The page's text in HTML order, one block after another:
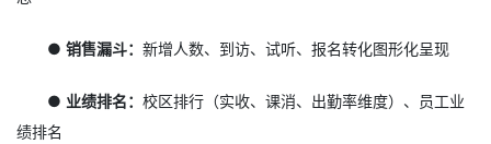
● 销售漏斗：新增人数、到访、试听、报名转化图形化呈现
● 业绩排名：校区排行（实收、课消、出勤率维度）、员工业
绩排名